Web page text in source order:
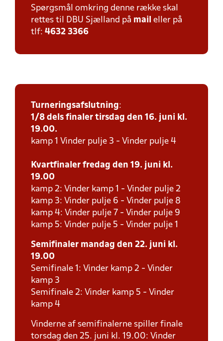
Spørgsmål omkring denne række skal
rettes til DBU Sjælland på mail eller på
tlf: 4632 3366
Turneringsafslutning:
1/8 dels finaler tirsdag den 16. juni kl.
19.00.
kamp 1 Vinder pulje 3 - Vinder pulje 4
Kvartfinaler fredag den 19. juni kl.
19.00
kamp 2: Vinder kamp 1 - Vinder pulje 2
kamp 3: Vinder pulje 6 - Vinder pulje 8
kamp 4: Vinder pulje 7 - Vinder pulje 9
kamp 5: Vinder pulje 5 - Vinder pulje 1
Semifinaler mandag den 22. juni kl.
19.00
Semifinale 1: Vinder kamp 2 - Vinder
kamp 3
Semifinale 2: Vinder kamp 5 - Vinder
kamp 4
Vinderne af semifinalerne spiller finale
torsdag den 25. juni kl. 19.00: Vinder